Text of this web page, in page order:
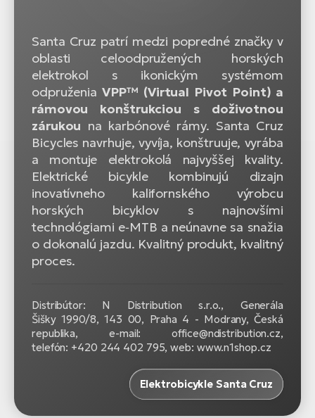
Santa Cruz patrí medzi popredné značky v
oblasti celoodpružených horských
elektrokol s ikonickým systémom
odpruženia VPP™ (Virtual Pivot Point) a
rámovou konštrukciou s doživotnou
zárukou na karbónové rámy. Santa Cruz
Bicycles navrhuje, vyvíja, konštruuje, vyrába
a montuje elektrokolá najvyššej kvality.
Elektrické bicykle kombinujú dizajn
inovatívneho kalifornského výrobcu
horských bicyklov s najnovšími
technológiami e‑MTB a neúnavne sa snažia
o dokonalú jazdu. Kvalitný produkt, kvalitný
proces.
Distribútor: N Distribution s.r.o., Generála
Šišky 1990/8, 143 00, Praha 4 - Modrany, Česká
republika, e-mail: office@ndistribution.cz,
telefón: +420 244 402 795, web: www.n1shop.cz
Elektrobicykle Santa Cruz